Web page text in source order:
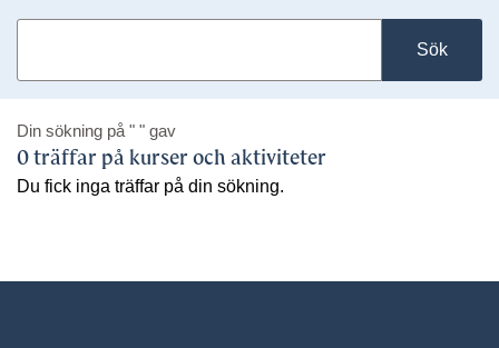
Sök
Din sökning på " " gav
0 träffar på kurser och aktiviteter
Du fick inga träffar på din sökning.